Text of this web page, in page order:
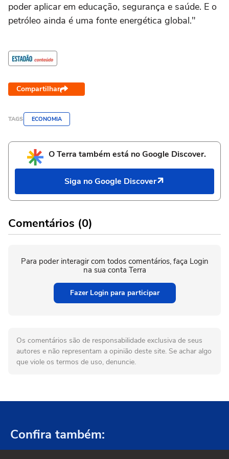
poder aplicar em educação, segurança e saúde. E o
petróleo ainda é uma fonte energética global."
Compartilhar
TAGS ECONOMIA
O Terra também está no Google Discover.
Siga no Google Discover
Comentários (0)
Para poder interagir com todos comentários, faça Login
na sua conta Terra
Fazer Login para participar
Os comentários são de responsabilidade exclusiva de seus
autores e não representam a opinião deste site. Se achar algo
que viole os termos de uso, denuncie.
Confira também: